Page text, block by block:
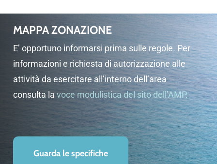
MAPPA ZONAZIONE
E’ opportuno informarsi prima sulle regole. Per
informazioni e richiesta di autorizzazione alle
attività da esercitare all’interno dell’area
consulta la voce modulistica del sito dell’AMP.
Guarda le specifiche